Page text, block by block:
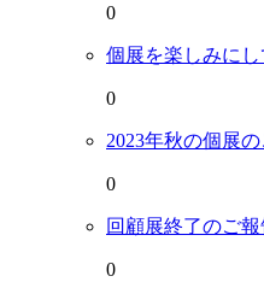
0
個展を楽しみに
0
2023年秋の個展
0
回顧展終了のご
0